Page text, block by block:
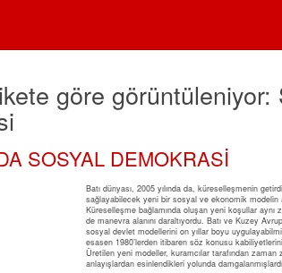
göre görüntüleniyor:
SOSYAL DEMOKRASİ
Batı dünyası, 2005 yılında da, küreselleşmenin
sağlayabilecek yeni bir sosyal ve ekonomik modelin
Küreselleşme bağlamında oluşan yeni koşullar aynı
de manevra alanını daraltıyordu. Batı ve Kuzey
sosyal devlet modellerini on yıllar boyu
esasen 1980’lerden itibaren söz konusu
Üretilen yeni modeller, kuramcılar tarafından zaman
anlayışlardan esinlendikleri yolunda